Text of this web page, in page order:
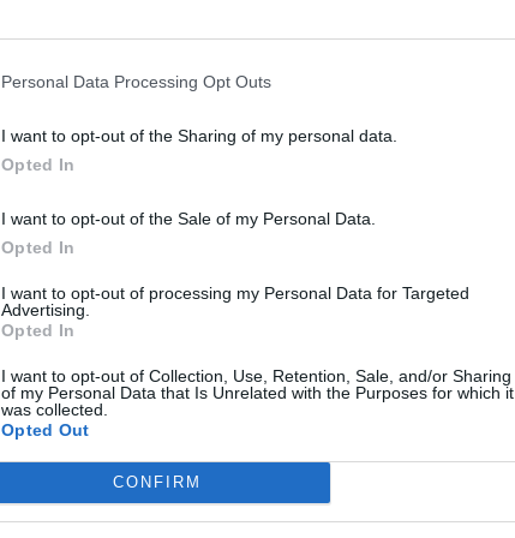
Personal Data Processing Opt Outs
I want to opt-out of the Sharing of my personal data.
Opted In
I want to opt-out of the Sale of my Personal Data.
Opted In
I want to opt-out of processing my Personal Data for Targeted
Advertising.
Opted In
I want to opt-out of Collection, Use, Retention, Sale, and/or Sharing
of my Personal Data that Is Unrelated with the Purposes for which it
was collected.
Opted Out
CONFIRM